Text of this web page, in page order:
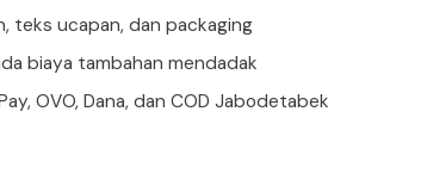
teks ucapan, dan packaging
biaya tambahan mendadak
OVO, Dana, dan COD Jabodetabek